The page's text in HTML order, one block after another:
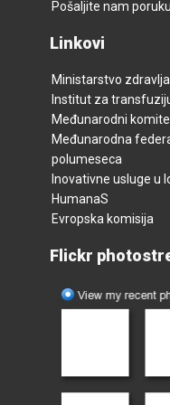
Pošaljite nam poruku
Linkovi
Ministarstvo
Institut za
Međunarodni
Međunarodna
polumeseca
Inovativne usluge u
HumanaS
Evropska komisija
Flickr